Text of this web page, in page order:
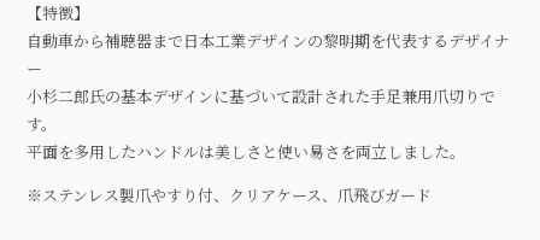
【特徴】
自動車から補聴器まで日本工業デザインの黎明期を代表するデザイナ
ー
小杉二郎氏の基本デザインに基づいて設計された手足兼用爪切りで
す。
平面を多用したハンドルは美しさと使い易さを両立しました。
※ステンレス製爪やすり付、クリアケース、爪飛びガード